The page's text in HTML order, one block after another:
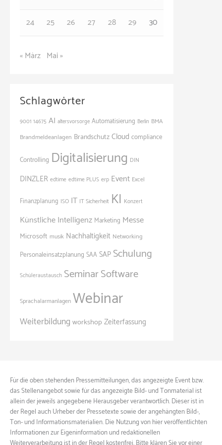
24
25 26 27 28 29 30
« März Mai »
Schlagwörter
9001 14675 AI altersvorsorge Automatisierung Berlin BMA
Brandmeldeanlagen BrandschutzCloud compliance
Controlling Digitalisierung DIN
DINZLER edtime edtime PLUS erp Event Excel
Finanzplanung ISO IT IT Sicherheit KI Konzert
Künstliche Intelligenz Marketing Messe
Microsoft musik Nachhaltigkeit Networking
Personaleinsatzplanung SAASAP Schulung
Schüleraustausch SeminarSoftware
Sprachalarmanlagen Webinar
Weiterbildung workshop Zeiterfassung
Für die oben stehenden Pressemitteilungen, das angezeigte Event bzw.
das Stellenangebot sowie für das angezeigte Bild- und Tonmaterial ist
allein der jeweils angegebene Herausgeber verantwortlich. Dieser ist in
der Regel auch Urheber der Pressetexte sowie der angehängten Bild-,
Ton- und Informationsmaterialien. Die Nutzung von hier veröffentlichten
Informationen zur Eigeninformation und redaktionellen